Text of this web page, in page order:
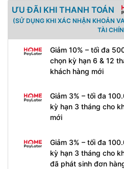
ƯU ĐÃI KHI THANH TOÁN
(SỬ DỤNG KHI XÁC NHẬN KHOẢN
TÀI
Giảm 10% – tối đa
chọn kỳ hạn 6 & 12
khách hàng mới
Giảm 3% – tối đa
kỳ hạn 3 tháng cho
mới
Giảm 3% – tối đa
kỳ hạn 3 tháng cho
đã phát sinh đơn